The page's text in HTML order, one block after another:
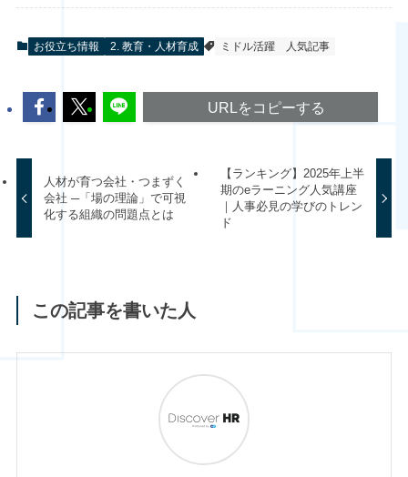
お役立ち情報 2. 教育・人材育成 ミドル活躍 人気記事
URLをコピーする
人材が育つ会社・つまずく
会社 ─「場の理論」で可視
化する組織の問題点とは
【ランキング】2025年上半
期のeラーニング人気講座
｜人事必見の学びのトレン
ド
この記事を書いた人